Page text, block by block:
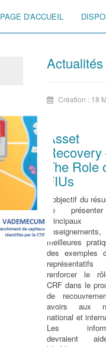
PAGE D'ACCUEIL
Actualités
Création : 18
Asset
The Role
FIUs
L'objectif du
de
principaux
meilleures
des exemples
renforcer le
CRF dans le
de
avoirs aux
national et
Les
devraient